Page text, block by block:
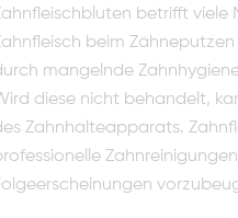
betrifft viele
beim
mangelnde
diese nicht behandelt,
Zahnhalteapparats.